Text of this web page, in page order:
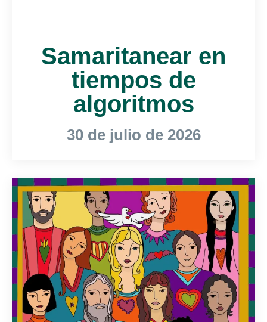
Samaritanear en
tiempos de
algoritmos
30 de julio de 2026